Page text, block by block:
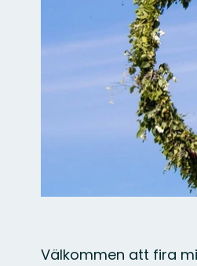
Välkommen att fira